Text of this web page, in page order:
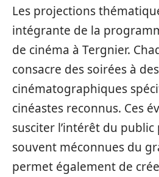
Les projections
intégrante de la
de cinéma à Tergnier.
consacre des soirées à
cinématographiques
cinéastes reconnus. Ces
susciter l’intérêt du
souvent méconnues du
permet également de